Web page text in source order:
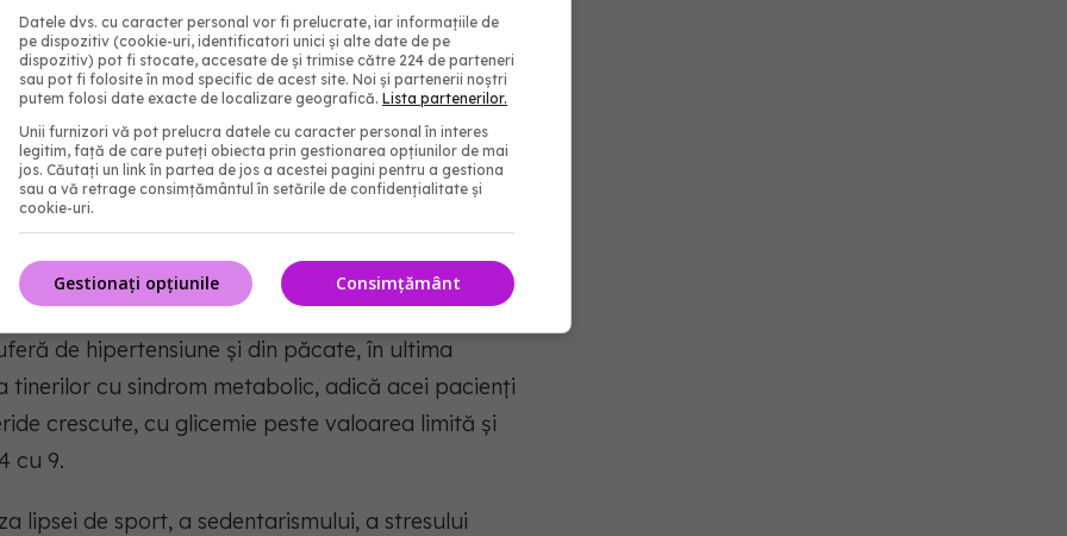
de hipertensiune și din păcate, în ultima
tinerilor cu sindrom metabolic, adică acei pacienți
crescute, cu glicemie peste valoarea limită și
cu 9.
lipsei de sport, a sedentarismului, a stresului
Datele dvs. cu caracter personal vor fi prelucrate, iar informațiile de
pe dispozitiv (cookie-uri, identificatori unici și alte date de pe
dispozitiv) pot fi stocate, accesate de și trimise către 224 de parteneri
sau pot fi folosite în mod specific de acest site. Noi și partenerii noștri
putem folosi date exacte de localizare geografică. Lista partenerilor.
Unii furnizori vă pot prelucra datele cu caracter personal în interes
legitim, față de care puteți obiecta prin gestionarea opțiunilor de mai
jos. Căutați un link în partea de jos a acestei pagini pentru a gestiona
sau a vă retrage consimțământul în setările de confidențialitate și
cookie-uri.
Consimțământ
Gestionați opțiunile